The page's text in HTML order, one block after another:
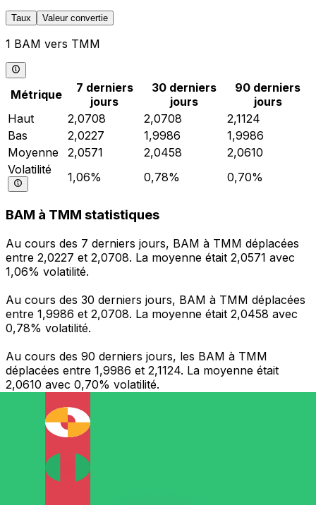
Taux Valeur convertie
1 BAM vers TMM
Métrique
7 derniers
jours
30 derniers
jours
90 derniers
jours
Haut
2,0708 2,0708
2,1124
Bas
2,0227 1,9986
1,9986
Moyenne
2,0571 2,0458
2,0610
Volatilité
1,06% 0,78% 0,70%
BAM à TMM statistiques
Au cours des 7 derniers jours, BAM à TMM déplacées
entre 2,0227 et 2,0708. La moyenne était 2,0571 avec
1,06% volatilité.
Au cours des 30 derniers jours, BAM à TMM déplacées
entre 1,9986 et 2,0708. La moyenne était 2,0458 avec
0,78% volatilité.
Au cours des 90 derniers jours, les BAM à TMM
déplacées entre 1,9986 et 2,1124. La moyenne était
2,0610 avec 0,70% volatilité.
Envoyer de l’argent
Gérez votre argent et vos devises lorsque vous
êtes en déplacement
L'application Xe réunit toutes les fonctionnalités